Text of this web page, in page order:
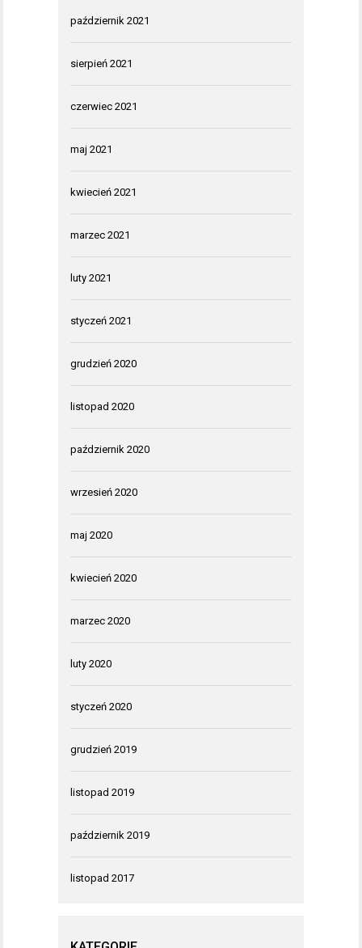
październik 2021
sierpień 2021
czerwiec 2021
maj 2021
kwiecień 2021
marzec 2021
luty 2021
styczeń 2021
grudzień 2020
listopad 2020
październik 2020
wrzesień 2020
maj 2020
kwiecień 2020
marzec 2020
luty 2020
styczeń 2020
grudzień 2019
listopad 2019
październik 2019
listopad 2017